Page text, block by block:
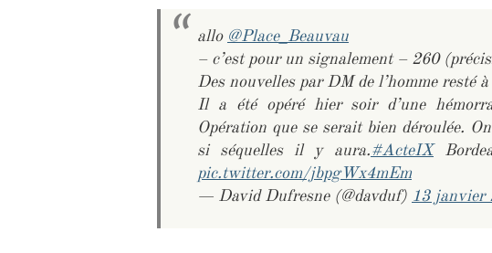
allo@Place_Beauvau
– c’est pour un signalement – 260
Des nouvelles par DM de l’homme resté
Il a été opéré hier soir d’une
Opération que se serait bien déroulée.
si séquelles il y aura.#ActeIX
pic.twitter.com/jbpgWx4mEm
— David Dufresne (@davduf)13 janvier